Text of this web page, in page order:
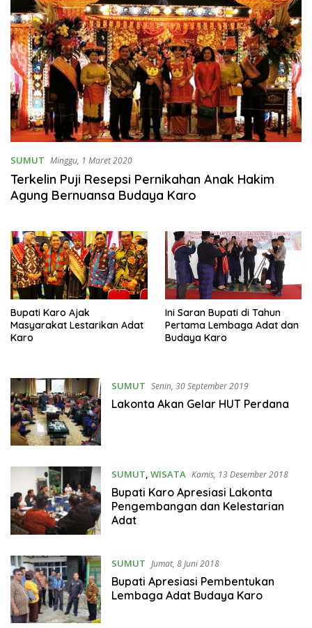
SUMUT Minggu, 1 Maret 2020
Terkelin Puji Resepsi Pernikahan Anak Hakim
Agung Bernuansa Budaya Karo
Bupati Karo Ajak
Masyarakat Lestarikan Adat
Karo
Ini Saran Bupati di Tahun
Pertama Lembaga Adat dan
Budaya Karo
SUMUT Senin, 30 September 2019
Lakonta Akan Gelar HUT Perdana
SUMUT, WISATA Kamis, 13 Desember 2018
Bupati Karo Apresiasi Lakonta
Pengembangan dan Kelestarian
Adat
SUMUT Jumat, 8 Juni 2018
Bupati Apresiasi Pembentukan
Lembaga Adat Budaya Karo